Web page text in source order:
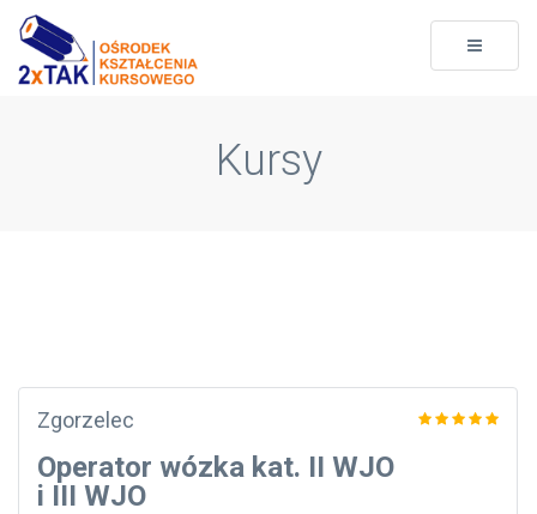
Toggle
Kursy
Zgorzelec
Operator wózka kat. II WJO
i III WJO